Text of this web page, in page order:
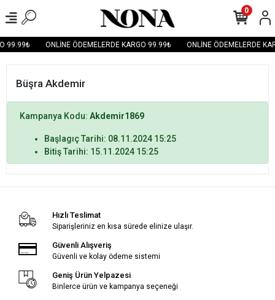
99.99₺ ONLİNE ÖDEMELERDE KARGO 99.99₺ ONLİNE ÖDEMELERDE
0
Büşra Akdemir
Kampanya Kodu: Akdemir1869
Başlagıç Tarihi: 08.11.2024 15:25
Bitiş Tarihi: 15.11.2024 15:25
Hızlı Teslimat
Siparişleriniz en kısa sürede elinize ulaşır.
Güvenli Alışveriş
Güvenli ve kolay ödeme sistemi
Geniş Ürün Yelpazesi
Binlerce ürün ve kampanya seçeneği